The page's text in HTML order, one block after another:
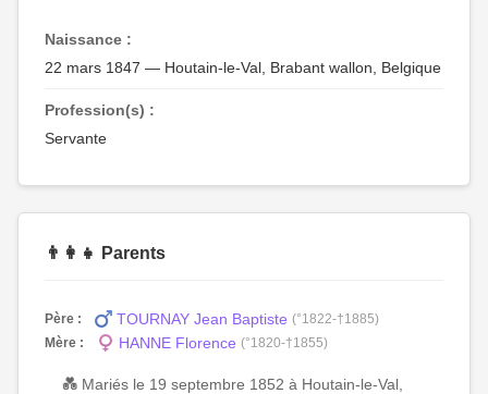
Naissance :
22 mars 1847 — Houtain-le-Val, Brabant wallon, Belgique
Profession(s) :
Servante
👨‍👩‍👧 Parents
Père : TOURNAY Jean Baptiste (°1822-†1885)
Mère :
HANNE Florence (°1820-†1855)
💑 Mariés le 19 septembre 1852 à Houtain-le-Val,